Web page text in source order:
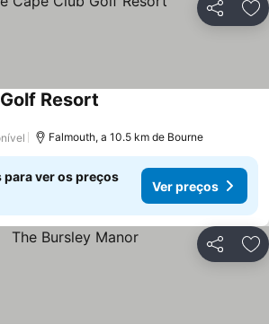
Partilhar
Resort
Falmouth, a 10.5 km de Bourne
para ver os preços
Ver preços
Partilhar